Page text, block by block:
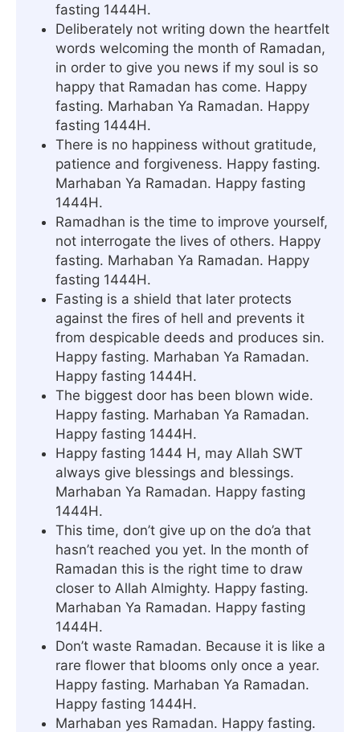
fasting 1444H.
Deliberately not writing down the heartfelt
words welcoming the month of Ramadan,
in order to give you news if my soul is so
happy that Ramadan has come. Happy
fasting. Marhaban Ya Ramadan. Happy
fasting 1444H.
There is no happiness without gratitude,
patience and forgiveness. Happy fasting.
Marhaban Ya Ramadan. Happy fasting
1444H.
Ramadhan is the time to improve yourself,
not interrogate the lives of others. Happy
fasting. Marhaban Ya Ramadan. Happy
fasting 1444H.
Fasting is a shield that later protects
against the fires of hell and prevents it
from despicable deeds and produces sin.
Happy fasting. Marhaban Ya Ramadan.
Happy fasting 1444H.
The biggest door has been blown wide.
Happy fasting. Marhaban Ya Ramadan.
Happy fasting 1444H.
Happy fasting 1444 H, may Allah SWT
always give blessings and blessings.
Marhaban Ya Ramadan. Happy fasting
1444H.
This time, don’t give up on the do’a that
hasn’t reached you yet. In the month of
Ramadan this is the right time to draw
closer to Allah Almighty. Happy fasting.
Marhaban Ya Ramadan. Happy fasting
1444H.
Don’t waste Ramadan. Because it is like a
rare flower that blooms only once a year.
Happy fasting. Marhaban Ya Ramadan.
Happy fasting 1444H.
Marhaban yes Ramadan. Happy fasting.